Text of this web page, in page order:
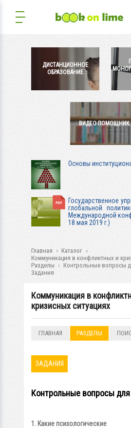
ДИСТАНЦИОННОЕ
ОБРАЗОВАНИЕ
ВИДЕО ПОМОЩНИК
Основы
Государственное
глобальной
Международной
18 мая 2019 г.)
Главная
Каталог
Коммуникация в конфликтных и
Разделы
Контрольные вопросы
Задания
Коммуникация в
кризисных ситуациях
ГЛАВНАЯ РАЗДЕЛЫ
ЗАДАНИЯ
Контрольные вопросы
1. Какие психологические